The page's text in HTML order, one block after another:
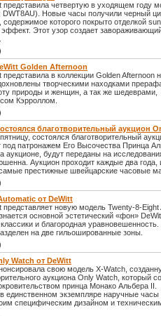
представила четвертую в уходящем году
DWT8AU). Новые часы получили черный
которого покрыто отделкой
Этот узор создает
Golden Afternoon
в коллекции Golden Afternoon
творческими находками
природы и женщин, а так же шедеврами,
Кэрроллом.
благотворительный аукцион
состоялся благотворительный
под патронажем Его Высочества Принца
аукционе, будут переданы на
Аукцион проходит каждые два года,
престижные швейцарские часовые
от DeWitt
новую модель Twenty-8-Eight
основной эстетический «фон»
классики и благородная
на две гильошированные зоны.
Watch от DeWitt
свою модель X-Watch,
аукциона Only Watch, который
принца Монако Альбера II.
единственном экземпляре наручные часы
специфическим дизайном и